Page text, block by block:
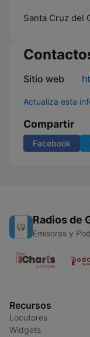
Santa Cruz del
Sitio web
Actualiza esta
Compartir
Facebook
Radios de
Emisoras y
Recursos
Locutores
Widgets